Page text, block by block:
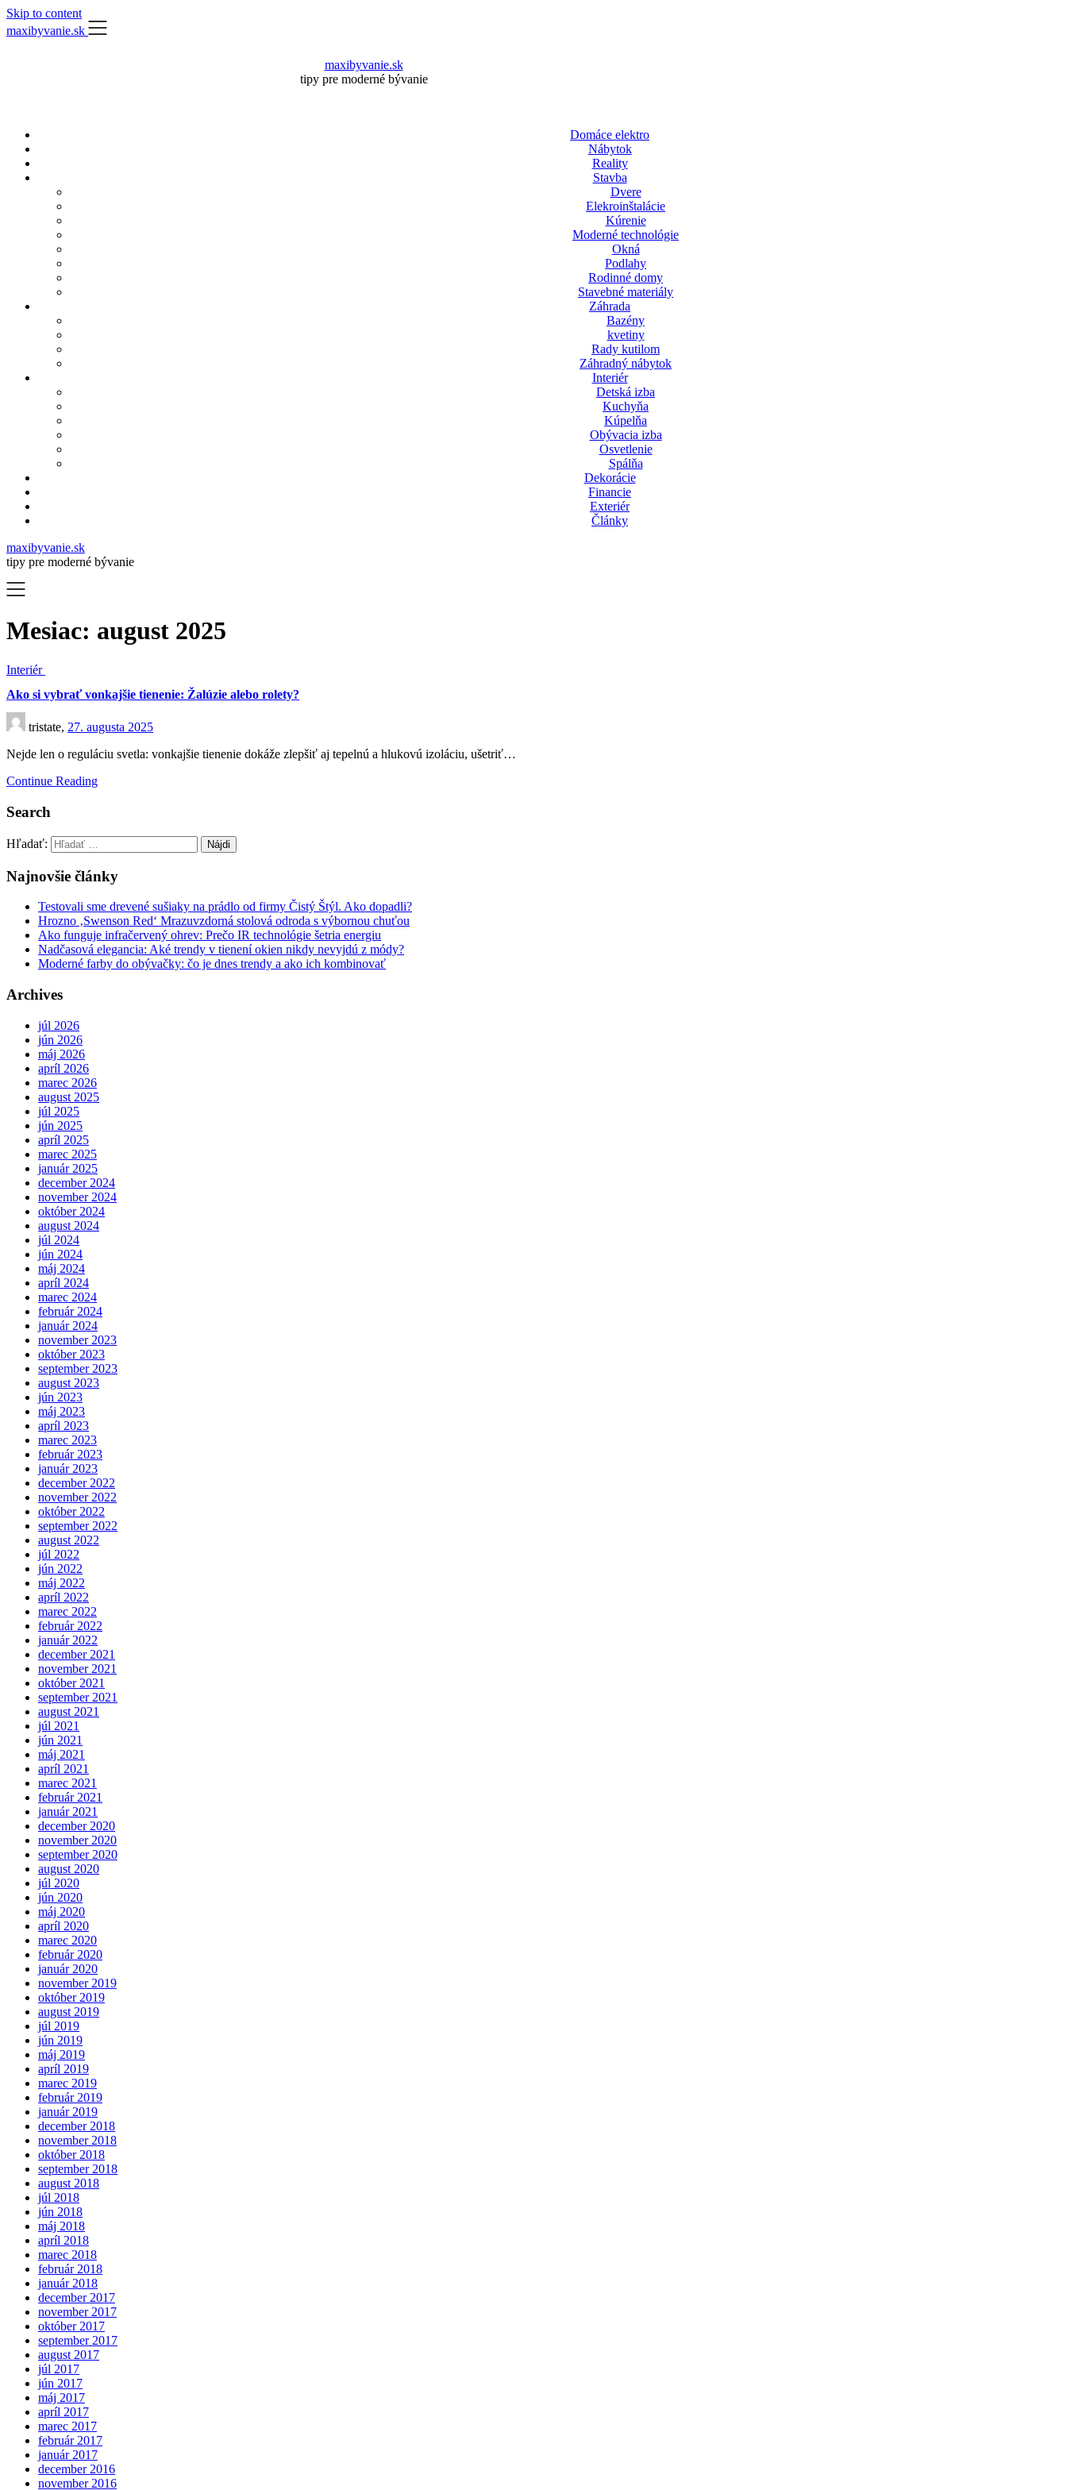
Skip to content
maxibyvanie.sk
maxibyvanie.sk
tipy pre moderné bývanie
Domáce elektro
Nábytok
Reality
Stavba
Dvere
Elekroinštalácie
Kúrenie
Moderné technológie
Okná
Podlahy
Rodinné domy
Stavebné materiály
Záhrada
Bazény
kvetiny
Rady kutilom
Záhradný nábytok
Interiér
Detská izba
Kuchyňa
Kúpelňa
Obývacia izba
Osvetlenie
Spálňa
Dekorácie
Financie
Exteriér
Články
maxibyvanie.sk
tipy pre moderné bývanie
Mesiac: august 2025
Interiér
Ako si vybrať vonkajšie tienenie: Žalúzie alebo rolety?
tristate, 27. augusta 2025
Nejde len o reguláciu svetla: vonkajšie tienenie dokáže zlepšiť aj tepelnú a hlukovú izoláciu, ušetriť…
Continue Reading
Search
Hľadať:
Najnovšie články
Testovali sme drevené sušiaky na prádlo od firmy Čistý Štýl. Ako dopadli?
Hrozno ‚Swenson Red‘ Mrazuvzdorná stolová odroda s výbornou chuťou
Ako funguje infračervený ohrev: Prečo IR technológie šetria energiu
Nadčasová elegancia: Aké trendy v tienení okien nikdy nevyjdú z módy?
Moderné farby do obývačky: čo je dnes trendy a ako ich kombinovať
Archives
júl 2026
jún 2026
máj 2026
apríl 2026
marec 2026
august 2025
júl 2025
jún 2025
apríl 2025
marec 2025
január 2025
december 2024
november 2024
október 2024
august 2024
júl 2024
jún 2024
máj 2024
apríl 2024
marec 2024
február 2024
január 2024
november 2023
október 2023
september 2023
august 2023
jún 2023
máj 2023
apríl 2023
marec 2023
február 2023
január 2023
december 2022
november 2022
október 2022
september 2022
august 2022
júl 2022
jún 2022
máj 2022
apríl 2022
marec 2022
február 2022
január 2022
december 2021
november 2021
október 2021
september 2021
august 2021
júl 2021
jún 2021
máj 2021
apríl 2021
marec 2021
február 2021
január 2021
december 2020
november 2020
september 2020
august 2020
júl 2020
jún 2020
máj 2020
apríl 2020
marec 2020
február 2020
január 2020
november 2019
október 2019
august 2019
júl 2019
jún 2019
máj 2019
apríl 2019
marec 2019
február 2019
január 2019
december 2018
november 2018
október 2018
september 2018
august 2018
júl 2018
jún 2018
máj 2018
apríl 2018
marec 2018
február 2018
január 2018
december 2017
november 2017
október 2017
september 2017
august 2017
júl 2017
jún 2017
máj 2017
apríl 2017
marec 2017
február 2017
január 2017
december 2016
november 2016